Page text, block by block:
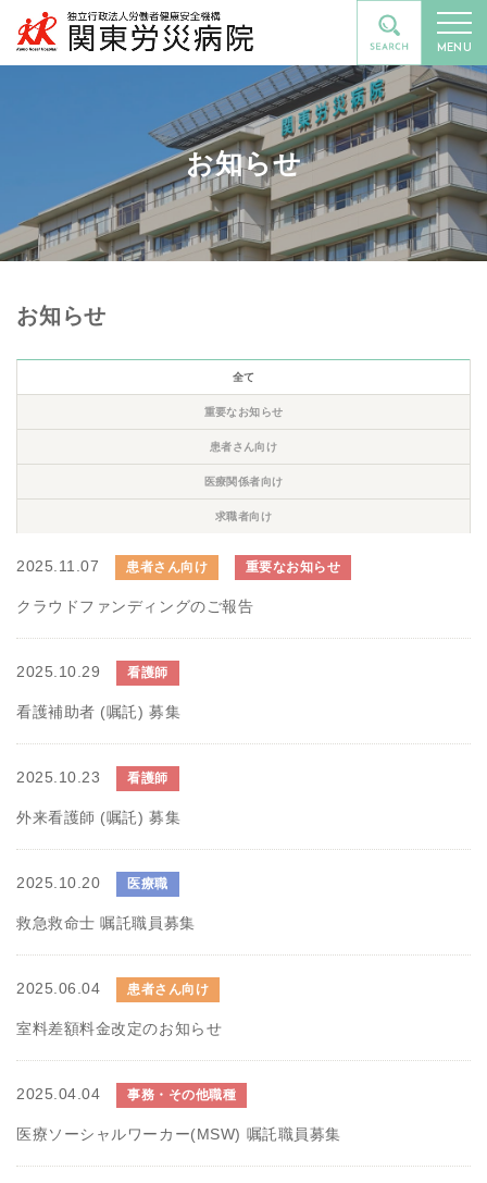
MENU
お知らせ
お知らせ
全て
重要なお知らせ
患者さん向け
医療関係者向け
求職者向け
2025.11.07 患者さん向け 重要なお知らせ
クラウドファンディングのご報告
2025.10.29 看護師
看護補助者 (嘱託) 募集
2025.10.23 看護師
外来看護師 (嘱託) 募集
2025.10.20 医療職
救急救命士 嘱託職員募集
2025.06.04 患者さん向け
室料差額料金改定のお知らせ
2025.04.04 事務・その他職種
医療ソーシャルワーカー(MSW) 嘱託職員募集